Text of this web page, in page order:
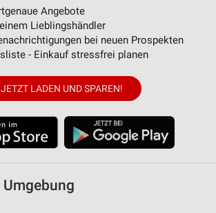
Angebote
Lieblingshändler
bei neuen Prospekten
- Einkauf stressfrei planen
JETZT LADEN UND SPAREN!
Umgebung